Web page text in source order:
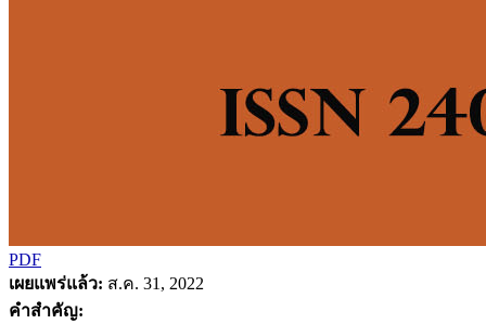
PDF
เผยแพร่แล้ว: ส.ค. 31, 2022
คำสำคัญ: